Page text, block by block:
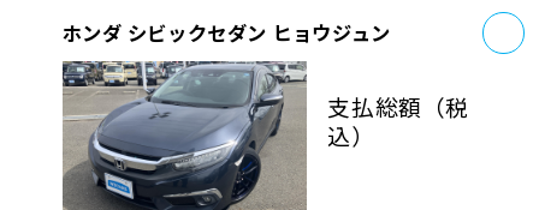
ホンダ シビックセダン ヒョウジュン
支払総額 （税
込）